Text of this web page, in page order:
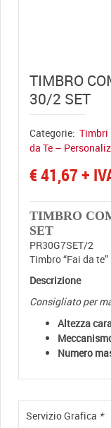
TIMBRO
30/2 SET
Categorie: Timbri
da Te –
€41,67+
TIMBRO
SET
PR30G7SET/2
Timbro “Fai da
Descrizione
Consigliato per
Altezza
Numero
Servizio Grafica *